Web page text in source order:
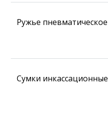
Ружье пневматическое
Сумки инкассационные